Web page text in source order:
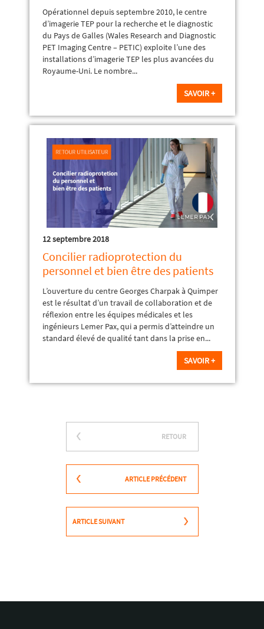
Opérationnel depuis septembre 2010, le centre
d’imagerie TEP pour la recherche et le diagnostic
du Pays de Galles (Wales Research and Diagnostic
PET Imaging Centre – PETIC) exploite l’une des
installations d’imagerie TEP les plus avancées du
Royaume-Uni. Le nombre...
SAVOIR +
12 septembre 2018
Concilier radioprotection du
personnel et bien être des patients
L’ouverture du centre Georges Charpak à Quimper
est le résultat d’un travail de collaboration et de
réflexion entre les équipes médicales et les
ingénieurs Lemer Pax, qui a permis d’atteindre un
standard élevé de qualité tant dans la prise en...
SAVOIR +
RETOUR
ARTICLE PRÉCÉDENT
ARTICLE SUIVANT